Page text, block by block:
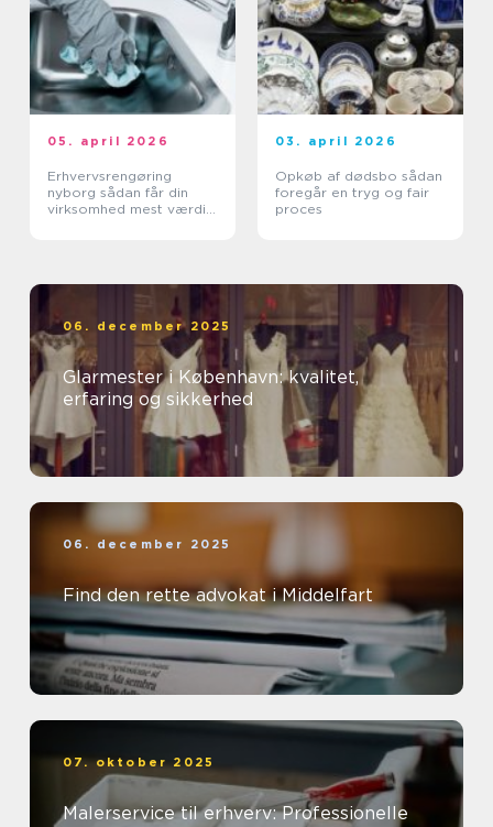
05. april 2026
Erhvervsrengøring
nyborg sådan får din
virksomhed mest værdi
03. april 2026
Opkøb af dødsbo sådan
foregår en tryg og fair
proces
06. december 2025
Glarmester i København: kvalitet,
erfaring og sikkerhed
06. december 2025
Find den rette advokat i Middelfart
07. oktober 2025
Malerservice til erhverv: Professionelle